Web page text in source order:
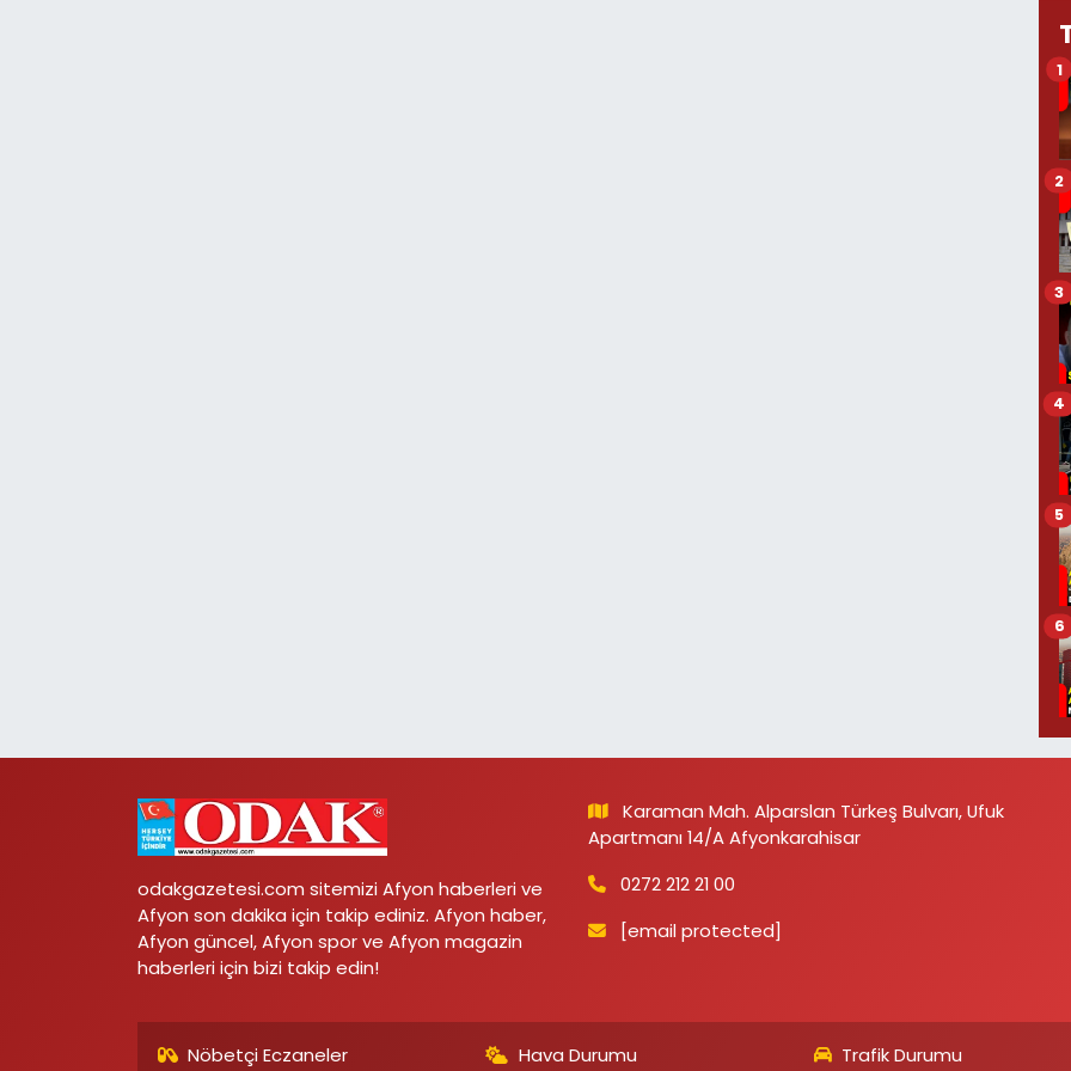
1
2
3
4
5
6
odakgazetesi.com sitemizi Afyon haberleri ve
Afyon son dakika için takip ediniz. Afyon haber,
Afyon güncel, Afyon spor ve Afyon magazin
haberleri için bizi takip edin!
Karaman Mah. Alparslan Türkeş Bulvarı, Ufuk
Apartmanı 14/A Afyonkarahisar
0272 212 21 00
[email protected]
Nöbetçi Eczaneler Hava Durumu Trafik Durumu